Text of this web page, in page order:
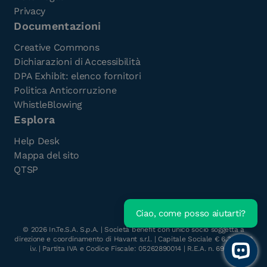
Privacy
Documentazioni
Creative Commons
Dichiarazioni di Accessibilità
DPA Exhibit: elenco fornitori
Politica Anticorruzione
WhistleBlowing
Esplora
Help Desk
Mappa del sito
QTSP
© 2026In.Te.S.A. S.p.A. | Società benefit con unico socio soggetta a
direzione e coordinamento di Havant s.r.l. | Capitale Sociale € 6.300.000
i.v. | Partita IVA e Codice Fiscale: 05262890014 | R.E.A. n. 696117
Open
Ciao, come posso aiutarti?